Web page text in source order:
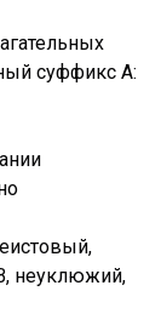
суффикс А:
неуклюжий,